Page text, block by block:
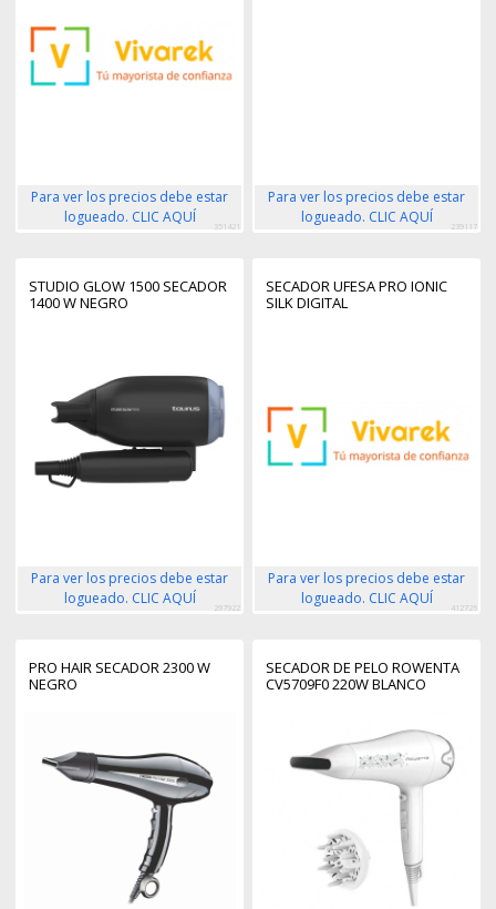
Para ver los precios debe estar
logueado. CLIC AQUÍ
351421
Para ver los precios debe estar
logueado. CLIC AQUÍ
239117
STUDIO GLOW 1500 SECADOR
1400 W NEGRO
Para ver los precios debe estar
logueado. CLIC AQUÍ
297922
SECADOR UFESA PRO IONIC
SILK DIGITAL
Para ver los precios debe estar
logueado. CLIC AQUÍ
412726
PRO HAIR SECADOR 2300 W
NEGRO
SECADOR DE PELO ROWENTA
CV5709F0 220W BLANCO